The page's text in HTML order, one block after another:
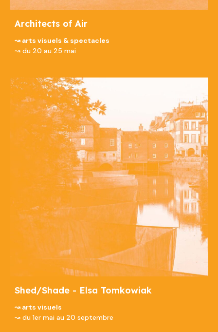
Architects of Air
↝ arts visuels & spectacles
↝ du 20 au 25 mai
Shed/Shade - Elsa Tomkowiak
↝ arts visuels
↝ du 1er mai au 20 septembre